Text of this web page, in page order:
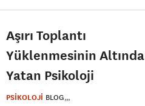
Aşırı Toplantı
Yüklenmesinin Altında
Yatan Psikoloji
PSİKOLOJİ BLOG